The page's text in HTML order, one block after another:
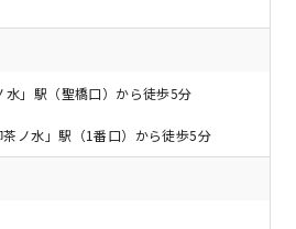
水」駅（聖橋口）から徒歩5分
ノ水」駅（1番口）から徒歩5分